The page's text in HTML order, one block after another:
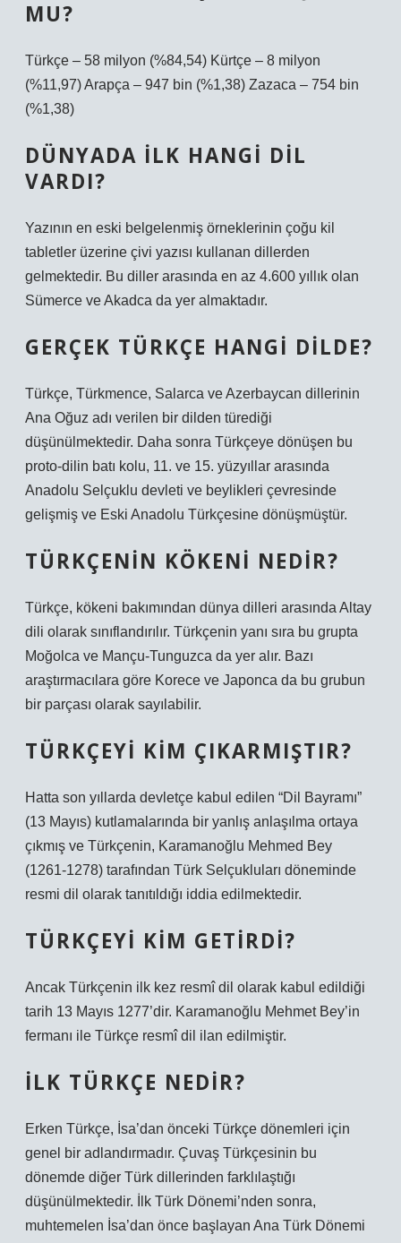
MU?
Türkçe – 58 milyon (%84,54) Kürtçe – 8 milyon
(%11,97) Arapça – 947 bin (%1,38) Zazaca – 754 bin
(%1,38)
DÜNYADA ILK HANGI DIL
VARDI?
Yazının en eski belgelenmiş örneklerinin çoğu kil
tabletler üzerine çivi yazısı kullanan dillerden
gelmektedir. Bu diller arasında en az 4.600 yıllık olan
Sümerce ve Akadca da yer almaktadır.
GERÇEK TÜRKÇE HANGI DILDE?
Türkçe, Türkmence, Salarca ve Azerbaycan dillerinin
Ana Oğuz adı verilen bir dilden türediği
düşünülmektedir. Daha sonra Türkçeye dönüşen bu
proto-dilin batı kolu, 11. ve 15. yüzyıllar arasında
Anadolu Selçuklu devleti ve beylikleri çevresinde
gelişmiş ve Eski Anadolu Türkçesine dönüşmüştür.
TÜRKÇENIN KÖKENI NEDIR?
Türkçe, kökeni bakımından dünya dilleri arasında Altay
dili olarak sınıflandırılır. Türkçenin yanı sıra bu grupta
Moğolca ve Mançu-Tunguzca da yer alır. Bazı
araştırmacılara göre Korece ve Japonca da bu grubun
bir parçası olarak sayılabilir.
TÜRKÇEYI KIM ÇIKARMIŞTIR?
Hatta son yıllarda devletçe kabul edilen “Dil Bayramı”
(13 Mayıs) kutlamalarında bir yanlış anlaşılma ortaya
çıkmış ve Türkçenin, Karamanoğlu Mehmed Bey
(1261-1278) tarafından Türk Selçukluları döneminde
resmi dil olarak tanıtıldığı iddia edilmektedir.
TÜRKÇEYI KIM GETIRDI?
Ancak Türkçenin ilk kez resmî dil olarak kabul edildiği
tarih 13 Mayıs 1277’dir. Karamanoğlu Mehmet Bey’in
fermanı ile Türkçe resmî dil ilan edilmiştir.
İLK TÜRKÇE NEDIR?
Erken Türkçe, İsa’dan önceki Türkçe dönemleri için
genel bir adlandırmadır. Çuvaş Türkçesinin bu
dönemde diğer Türk dillerinden farklılaştığı
düşünülmektedir. İlk Türk Dönemi’nden sonra,
muhtemelen İsa’dan önce başlayan Ana Türk Dönemi